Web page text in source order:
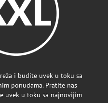
i budite uvek u toku sa
ponudama. Pratite nas
uvek u toku sa najnovijim